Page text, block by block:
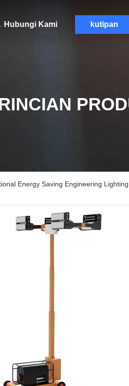
Hubungi Kami kutipan
Energy Saving Engineering